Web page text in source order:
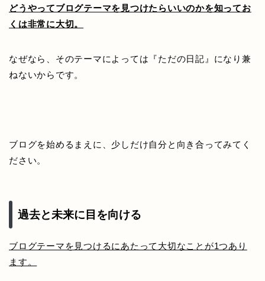
どうやってブログテーマを見つけたらいいのかを知ってお
くは非常に大切。
なぜなら、そのテーマによっては『ただの日記』になり兼
ねないからです。
ブログを始めるまえに、少しだけ自分と向き合ってみてく
ださい。
過去と未来に目を向ける
ブログテーマを見つけるにあたって大切なことが1つあり
ます。